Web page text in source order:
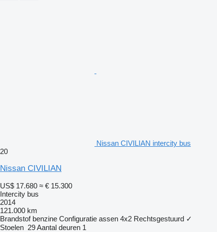
Nissan CIVILIAN intercity bus
20
Nissan CIVILIAN
US$ 17.680 ≈ € 15.300
Intercity bus
2014
121.000 km
Brandstof benzine Configuratie assen 4x2 Rechtsgestuurd ✓
Stoelen 29Aantal deuren 1